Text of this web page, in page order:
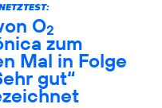
O2
zum
Mal in Folge
gut“